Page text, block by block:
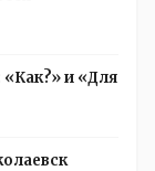
и «Для